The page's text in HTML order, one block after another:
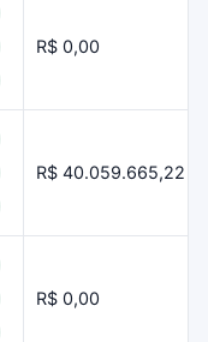
R$ 0,00
R$ 40.059.665,22
R$ 0,00